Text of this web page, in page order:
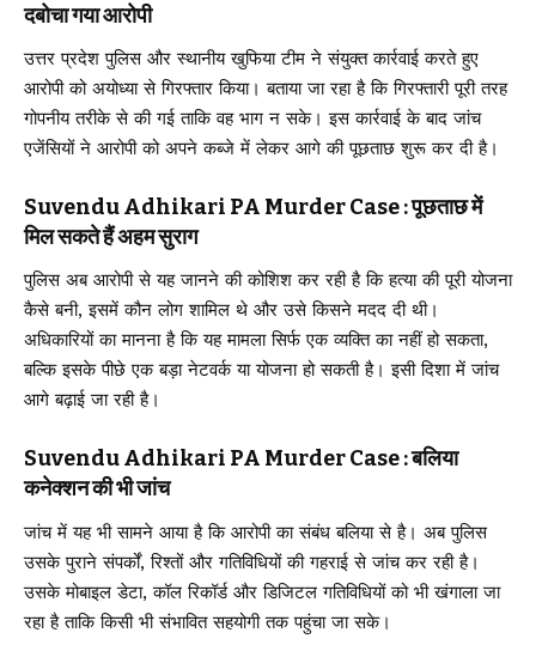
दबोचा गया आरोपी
उत्तर प्रदेश पुलिस और स्थानीय खुफिया टीम ने संयुक्त कार्रवाई करते हुए
आरोपी को अयोध्या से गिरफ्तार किया। बताया जा रहा है कि गिरफ्तारी पूरी तरह
गोपनीय तरीके से की गई ताकि वह भाग न सके। इस कार्रवाई के बाद जांच
एजेंसियों ने आरोपी को अपने कब्जे में लेकर आगे की पूछताछ शुरू कर दी है।
Suvendu Adhikari PA Murder Case : पूछताछ में
मिल सकते हैं अहम सुराग
पुलिस अब आरोपी से यह जानने की कोशिश कर रही है कि हत्या की पूरी योजना
कैसे बनी, इसमें कौन लोग शामिल थे और उसे किसने मदद दी थी।
अधिकारियों का मानना है कि यह मामला सिर्फ एक व्यक्ति का नहीं हो सकता,
बल्कि इसके पीछे एक बड़ा नेटवर्क या योजना हो सकती है। इसी दिशा में जांच
आगे बढ़ाई जा रही है।
Suvendu Adhikari PA Murder Case : बलिया
कनेक्शन की भी जांच
जांच में यह भी सामने आया है कि आरोपी का संबंध बलिया से है। अब पुलिस
उसके पुराने संपर्कों, रिश्तों और गतिविधियों की गहराई से जांच कर रही है।
उसके मोबाइल डेटा, कॉल रिकॉर्ड और डिजिटल गतिविधियों को भी खंगाला जा
रहा है ताकि किसी भी संभावित सहयोगी तक पहुंचा जा सके।